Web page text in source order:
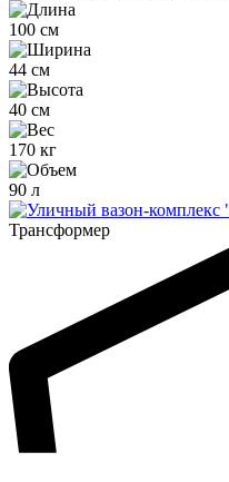
100 см
44 см
40 см
170 кг
90 л
Трансформер